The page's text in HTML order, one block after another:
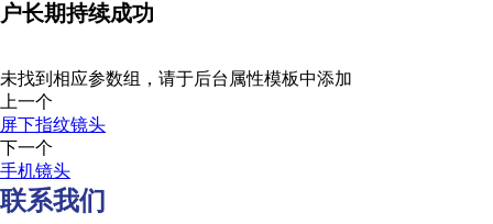
户长期持续成功
未找到相应参数组，请于后台属性模板中添加
上一个
屏下指纹镜头
下一个
手机镜头
联系我们